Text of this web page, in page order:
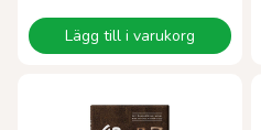
Lägg till i varukorg